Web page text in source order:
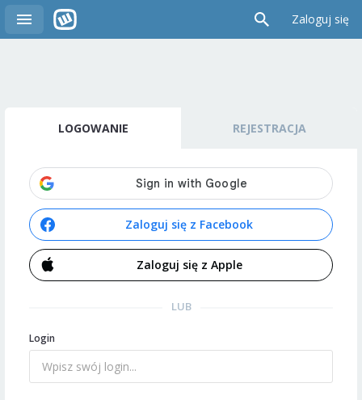
Zaloguj się
LOGOWANIE REJESTRACJA
Zaloguj się z Facebook
Zaloguj się z Apple
LUB
Login